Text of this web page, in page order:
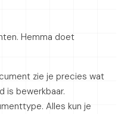
Hemma doet
zie je precies wat
is bewerkbaar.
Alles kun je